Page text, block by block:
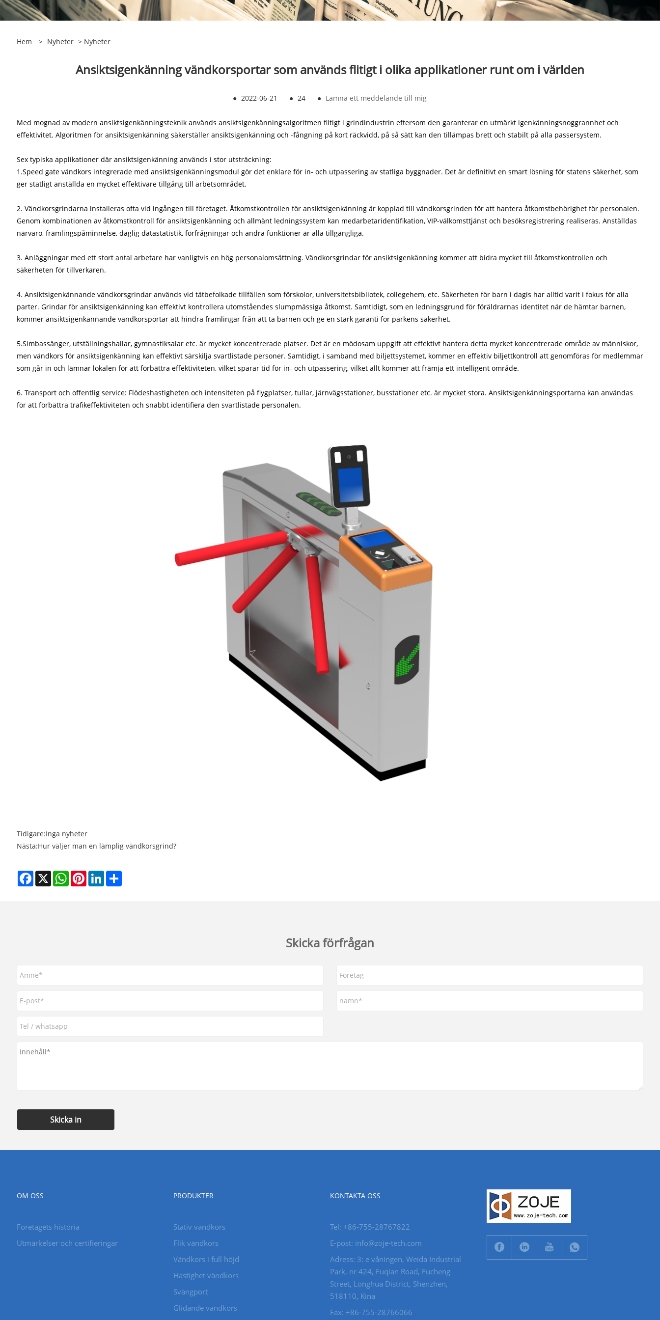
Hem > Nyheter > Nyheter
Ansiktsigenkänning vändkorsportar som används flitigt i olika applikationer runt om i världen
● 2022-06-21 ● 24 ● Lämna ett meddelande till mig
Med mognad av modern ansiktsigenkänningsteknik används ansiktsigenkänningsalgoritmen flitigt i grindindustrin eftersom den garanterar en utmärkt igenkänningsnoggrannhet och
effektivitet. Algoritmen för ansiktsigenkänning säkerställer ansiktsigenkänning och -fångning på kort räckvidd, på så sätt kan den tillämpas brett och stabilt på alla passersystem.
Sex typiska applikationer där ansiktsigenkänning används i stor utsträckning:
1.Speed ​​gate vändkors integrerade med ansiktsigenkänningsmodul gör det enklare för in- och utpassering av statliga byggnader. Det är definitivt en smart lösning för statens säkerhet, som
ger statligt anställda en mycket effektivare tillgång till arbetsområdet.
2. Vändkorsgrindarna installeras ofta vid ingången till företaget. Åtkomstkontrollen för ansiktsigenkänning är kopplad till vändkorsgrinden för att hantera åtkomstbehörighet för personalen.
Genom kombinationen av åtkomstkontroll för ansiktsigenkänning och allmänt ledningssystem kan medarbetaridentifikation, VIP-välkomsttjänst och besöksregistrering realiseras. Anställdas
närvaro, främlingspåminnelse, daglig datastatistik, förfrågningar och andra funktioner är alla tillgängliga.
3. Anläggningar med ett stort antal arbetare har vanligtvis en hög personalomsättning. Vändkorsgrindar för ansiktsigenkänning kommer att bidra mycket till åtkomstkontrollen och
säkerheten för tillverkaren.
4. Ansiktsigenkännande vändkorsgrindar används vid tätbefolkade tillfällen som förskolor, universitetsbibliotek, collegehem, etc. Säkerheten för barn i dagis har alltid varit i fokus för alla
parter. Grindar för ansiktsigenkänning kan effektivt kontrollera utomståendes slumpmässiga åtkomst. Samtidigt, som en ledningsgrund för föräldrarnas identitet när de hämtar barnen,
kommer ansiktsigenkännande vändkorsportar att hindra främlingar från att ta barnen och ge en stark garanti för parkens säkerhet.
5.Simbassänger, utställningshallar, gymnastiksalar etc. är mycket koncentrerade platser. Det är en mödosam uppgift att effektivt hantera detta mycket koncentrerade område av människor,
men vändkors för ansiktsigenkänning kan effektivt särskilja svartlistade personer. Samtidigt, i samband med biljettsystemet, kommer en effektiv biljettkontroll att genomföras för medlemmar
som går in och lämnar lokalen för att förbättra effektiviteten, vilket sparar tid för in- och utpassering, vilket allt kommer att främja ett intelligent område.
6. Transport och offentlig service: Flödeshastigheten och intensiteten på flygplatser, tullar, järnvägsstationer, busstationer etc. är mycket stora. Ansiktsigenkänningsportarna kan användas
för att förbättra trafikeffektiviteten och snabbt identifiera den svartlistade personalen.
Tidigare:Inga nyheter
Nästa:Hur väljer man en lämplig vändkorsgrind?
Facebook
X WhatsAppPinterestLinkedInShare
Skicka förfrågan
Skicka in
OM OSS
Företagets historia
Utmärkelser och certifieringar
PRODUKTER
Stativ vändkors
Flik vändkors
Vändkors i full höjd
Hastighet vändkors
Svängport
Glidande vändkors
KONTAKTA OSS
Tel: +86-755-28767822
E-post: info@zoje-tech.com
Adress: 3: e våningen, Weida Industrial
Park, nr 424, Fuqian Road, Fucheng
Street, Longhua District, Shenzhen,
518110, Kina
Fax: +86-755-28766066